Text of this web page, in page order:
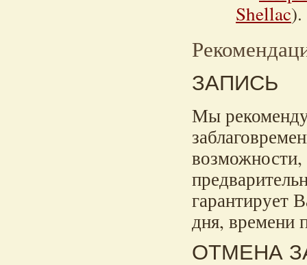
Shellac).
ЗАПИСЬ
Мы
гарантирует
дня, времени
ОТМЕНА